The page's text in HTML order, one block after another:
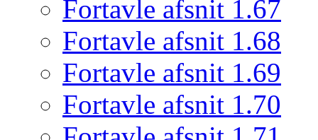
Fortavle afsnit 1.67
Fortavle afsnit 1.68
Fortavle afsnit 1.69
Fortavle afsnit 1.70